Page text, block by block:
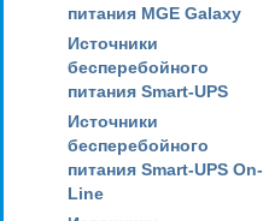
питания MGE Galaxy
Источники
бесперебойного
питания Smart-UPS
Источники
бесперебойного
питания Smart-UPS On-
Line